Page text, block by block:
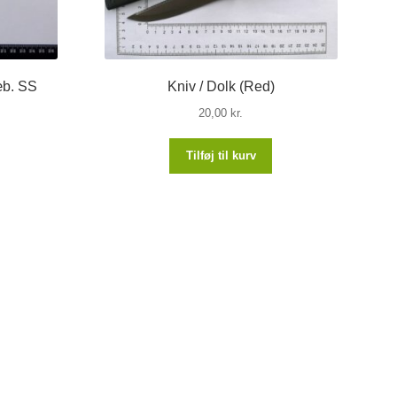
SS Kniv / Dolk (Red)
20,00 kr.
Tilføj til kurv